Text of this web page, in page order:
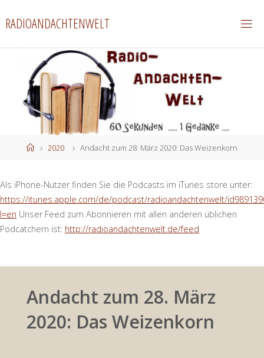
Inhalt
RADIOANDACHTENWELT
Start2020 Andacht zum 28. März 2020: Das Weizenkorn
Als iPhone-Nutzer finden Sie die Podcasts im iTunes store unter:
https://itunes.apple.com/de/podcast/radioandachtenwelt/
l=en Unser Feed zum Abonnieren mit allen anderen üblichen
Podcatchern ist: http://radioandachtenwelt.de/feed
Andacht zum 28. März
2020: Das Weizenkorn